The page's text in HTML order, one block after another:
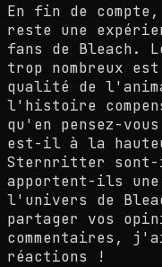
En fin de compte,
reste une
fans de Bleach.
trop nombreux
qualité de
l'histoire
qu'en pensez-
est-il à la
Sternritter sont-
apportent-ils une
l'univers de
partager vos
commentaires,
réactions !